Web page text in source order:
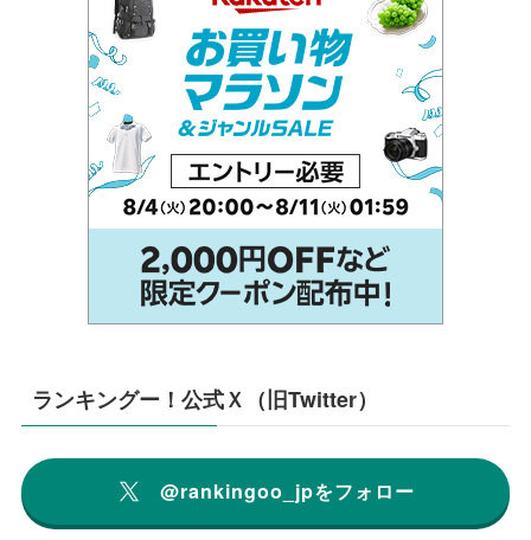
ランキングー！公式Ｘ（旧Twitter）
@rankingoo_jpをフォロー